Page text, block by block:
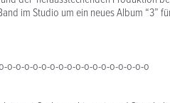
im Studio um ein neues Album “3”
o-o-o-o-o-o-o-o-o-o-o-o-o-o-o-o-o